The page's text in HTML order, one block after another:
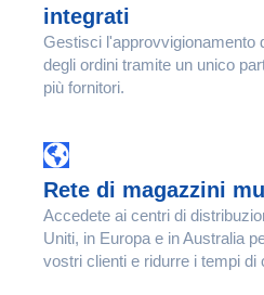
integrati
Gestisci l'approvvigionamento
degli ordini tramite un unico
più fornitori.
Rete di magazzini
Accedete ai centri di
Uniti, in Europa e in Australia
vostri clienti e ridurre i tempi di